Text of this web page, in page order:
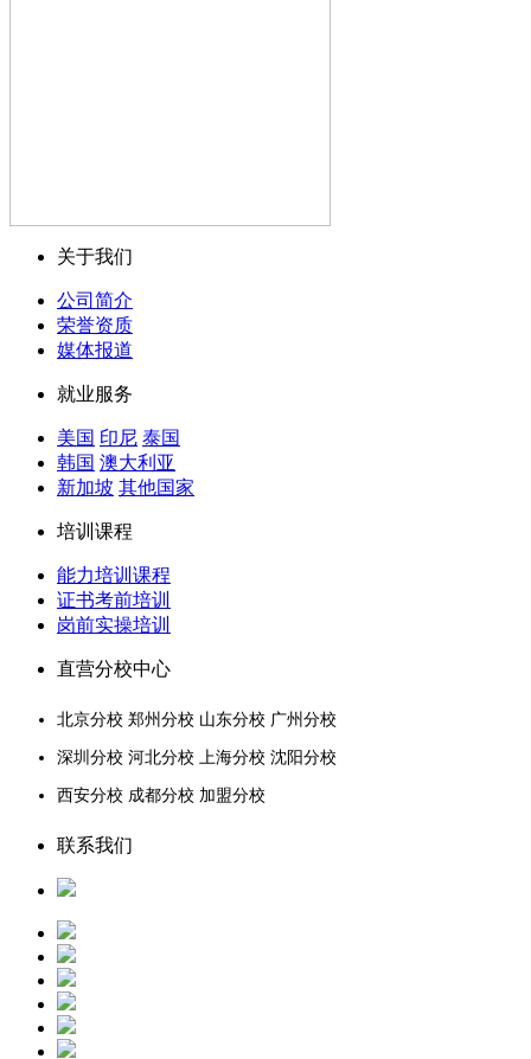
关于我们
公司简介
荣誉资质
媒体报道
就业服务
美国 印尼 泰国
韩国 澳大利亚
新加坡 其他国家
培训课程
能力培训课程
证书考前培训
岗前实操培训
直营分校中心
北京分校 郑州分校 山东分校 广州分校
深圳分校 河北分校 上海分校 沈阳分校
西安分校 成都分校 加盟分校
联系我们